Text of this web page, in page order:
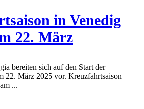
in Venedig
22. März
bereiten sich auf den Start der
22. März 2025 vor. Kreuzfahrtsaison
...